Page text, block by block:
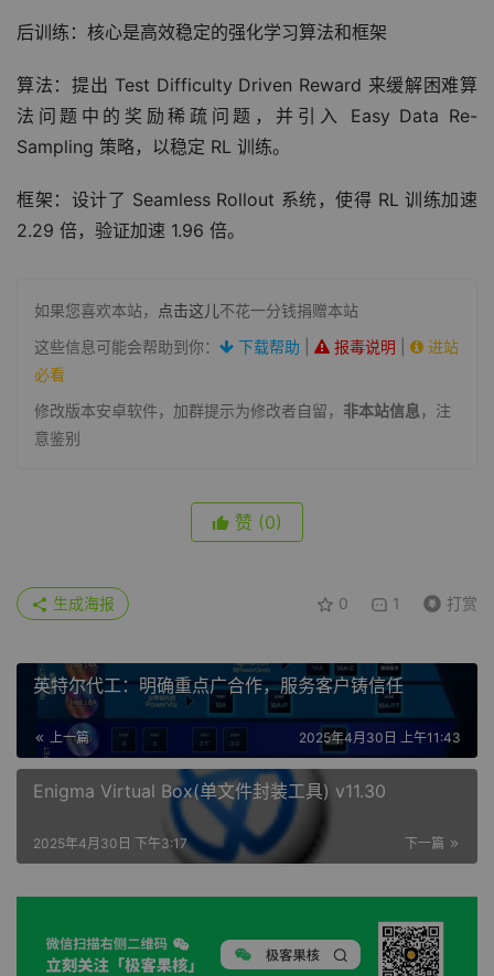
后训练：核心是高效稳定的强化学习算法和框架
算法：提出 Test Difficulty Driven Reward 来缓解困难算
法问题中的奖励稀疏问题，并引入 Easy Data Re-
Sampling 策略，以稳定 RL 训练。
框架：设计了 Seamless Rollout 系统，使得 RL 训练加速
2.29 倍，验证加速 1.96 倍。
如果您喜欢本站， 点击这儿不花一分钱捐赠本站
这些信息可能会帮助到你：
下载帮助 报毒说明
进站
必看
修改版本安卓软件，加群提示为修改者自留， 非本站信息，注
意鉴别
赞 (0)
0 1 打赏
生成海报
英特尔代工：明确重点广合作，服务客户铸信任
上一篇 2025年4月30日 上午11:43
Enigma Virtual Box(单文件封装工具) v11.30
下一篇
2025年4月30日 下午3:17